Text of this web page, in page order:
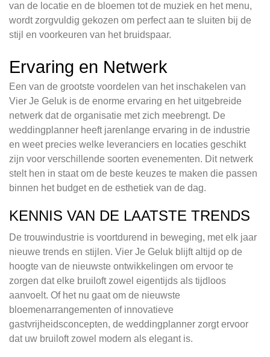
van de locatie en de bloemen tot de muziek en het menu,
wordt zorgvuldig gekozen om perfect aan te sluiten bij de
stijl en voorkeuren van het bruidspaar.
Ervaring en Netwerk
Een van de grootste voordelen van het inschakelen van
Vier Je Geluk is de enorme ervaring en het uitgebreide
netwerk dat de organisatie met zich meebrengt. De
weddingplanner heeft jarenlange ervaring in de industrie
en weet precies welke leveranciers en locaties geschikt
zijn voor verschillende soorten evenementen. Dit netwerk
stelt hen in staat om de beste keuzes te maken die passen
binnen het budget en de esthetiek van de dag.
KENNIS VAN DE LAATSTE TRENDS
De trouwindustrie is voortdurend in beweging, met elk jaar
nieuwe trends en stijlen. Vier Je Geluk blijft altijd op de
hoogte van de nieuwste ontwikkelingen om ervoor te
zorgen dat elke bruiloft zowel eigentijds als tijdloos
aanvoelt. Of het nu gaat om de nieuwste
bloemenarrangementen of innovatieve
gastvrijheidsconcepten, de weddingplanner zorgt ervoor
dat uw bruiloft zowel modern als elegant is.